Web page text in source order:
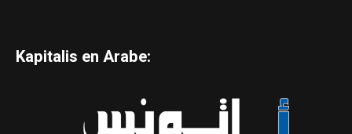
Kapitalis en Arabe: